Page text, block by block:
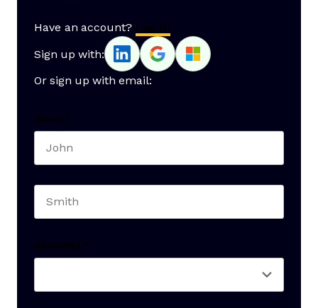
Have an account? Log In
Sign up with:
Or sign up with email:
Name *
Seniority *